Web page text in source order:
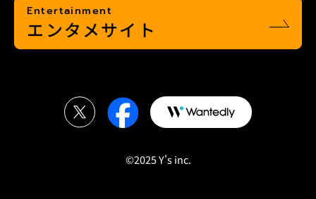
Entertainment
エンタメサイト
©2025 Y's inc.︎